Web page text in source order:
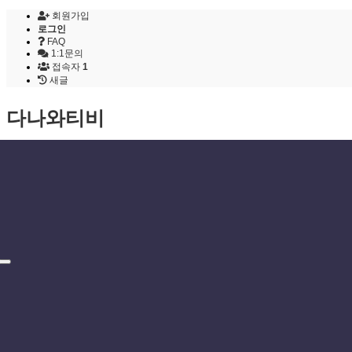
회원가입
로그인
FAQ
1:1문의
접속자 1
새글
다나와티비